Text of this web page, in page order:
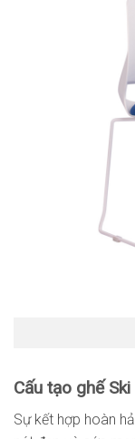
Cấu tạo ghế Ski
Sự kết hợp hoàn